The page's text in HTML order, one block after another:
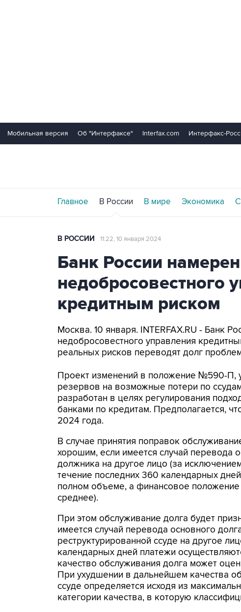
Мобильная версия Об "Интерфаксе" Interfax.com Интерфакс-
Главное В России В мире Экономика
В РОССИИ 11:22, 10 января 2024
Банк России
недобросовестного
кредитным риском
Москва. 10 января. INTERFAX.RU - Банк
недобросовестного управления
реальных рисков переводят долг
Проект изменений в положение №590-П,
резервов на возможные потери по
разработан в целях регулирования
банками по кредитам. Предполагается,
2024 года.
В случае принятия поправок
хорошим, если имеется случай перевода
должника на другое лицо (за
течение последних 360 календарных
полном объеме, а финансовое
среднее).
При этом обслуживание долга будет
имеется случай перевода основного
реструктурированной ссуде на другое
календарных дней платежи
качество обслуживания долга может
При ухудшении в дальнейшем качества
ссуде определяется исходя из
категории качества, в которую